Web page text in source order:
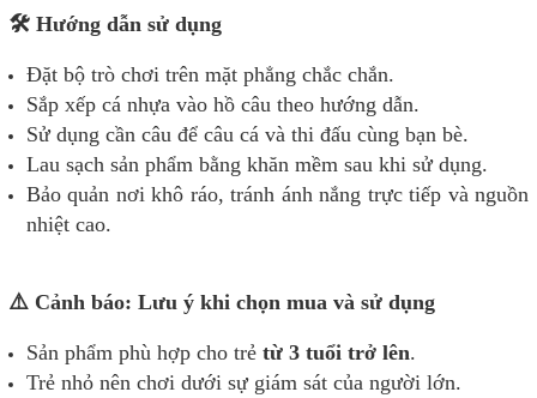
🛠️ Hướng dẫn sử dụng
Đặt bộ trò chơi trên mặt phẳng chắc chắn.
Sắp xếp cá nhựa vào hồ câu theo hướng dẫn.
Sử dụng cần câu để câu cá và thi đấu cùng bạn bè.
Lau sạch sản phẩm bằng khăn mềm sau khi sử dụng.
Bảo quản nơi khô ráo, tránh ánh nắng trực tiếp và nguồn
nhiệt cao.
⚠️ Cảnh báo: Lưu ý khi chọn mua và sử dụng
Sản phẩm phù hợp cho trẻ từ 3 tuổi trở lên.
Trẻ nhỏ nên chơi dưới sự giám sát của người lớn.